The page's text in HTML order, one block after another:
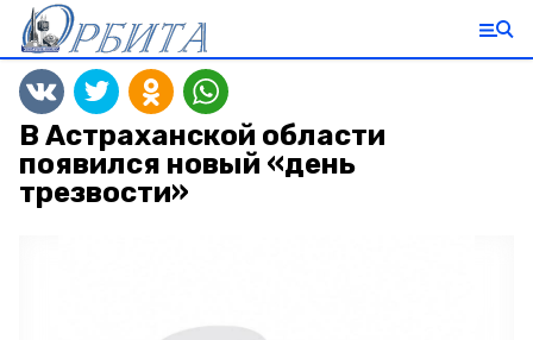
В Астраханской области
появился новый «день
трезвости»